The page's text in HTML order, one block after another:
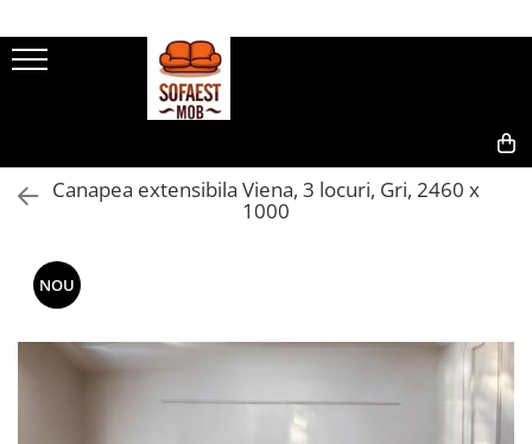
Canapea extensibila Viena, 3 locuri, Gri, 2460 x
1000
NOU